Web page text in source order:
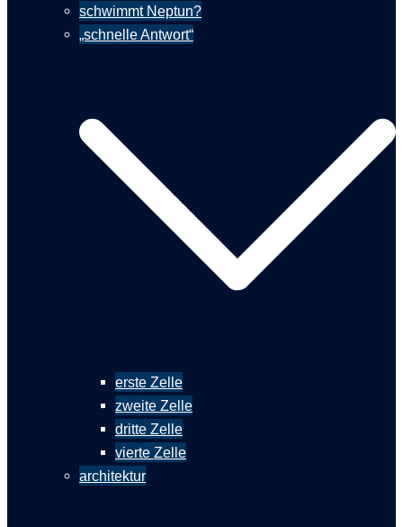
schwimmt Neptun?
„schnelle Antwort“
erste Zelle
zweite Zelle
dritte Zelle
vierte Zelle
architektur